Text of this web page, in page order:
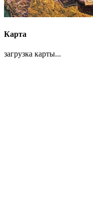
Карта
загрузка карты...